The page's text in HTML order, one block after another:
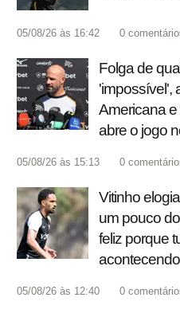
05/08/26 às 16:42 0
Folga de
'impossível',
Americana
abre o jogo
05/08/26 às 15:13 0
Vitinho
um pouco
feliz porque
05/08/26 às 12:40 0